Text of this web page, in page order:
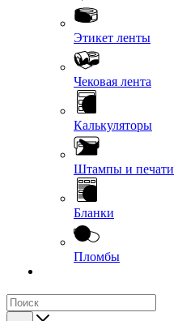
Этикет ленты
Чековая лента
Калькуляторы
Штампы и печати
Бланки
Пломбы